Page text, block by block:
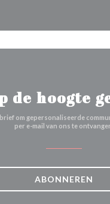
de hoogte
om gepersonaliseerde
per e-mail van ons te
ABONNEREN